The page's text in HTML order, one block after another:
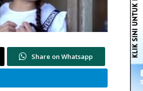
Share on Whatsapp